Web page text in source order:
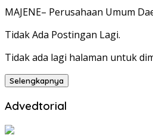
MAJENE– Perusahaan Umum
Tidak Ada Postingan Lagi.
Tidak ada lagi halaman untuk
Selengkapnya
Advedtorial